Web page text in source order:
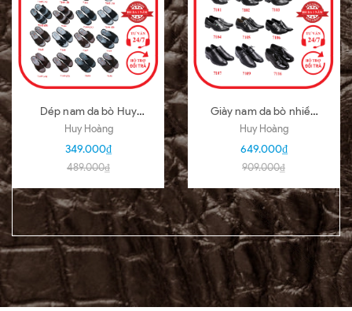
Dép nam da bò Huy
Hoàng nhiều loại nhiều
màu HD7140-51
Huy Hoàng
349.000₫
489.000₫
Giày nam da bò nhiều
loại màu đen HD7101-
02-03-04-05-06-07-
09-16
Huy Hoàng
649.000₫
909.000₫